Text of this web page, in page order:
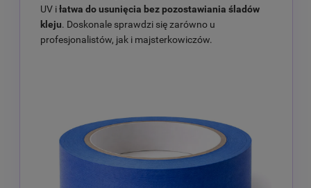
UV iłatwa do usunięcia bez pozostawiania śladów
kleju. Doskonale sprawdzi się zarówno u
profesjonalistów, jak i majsterkowiczów.